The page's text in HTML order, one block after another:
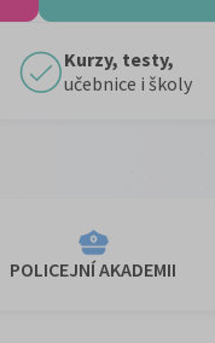
Kurzy, testy,
učebnice i školy
POLICEJNÍ AKADEMII